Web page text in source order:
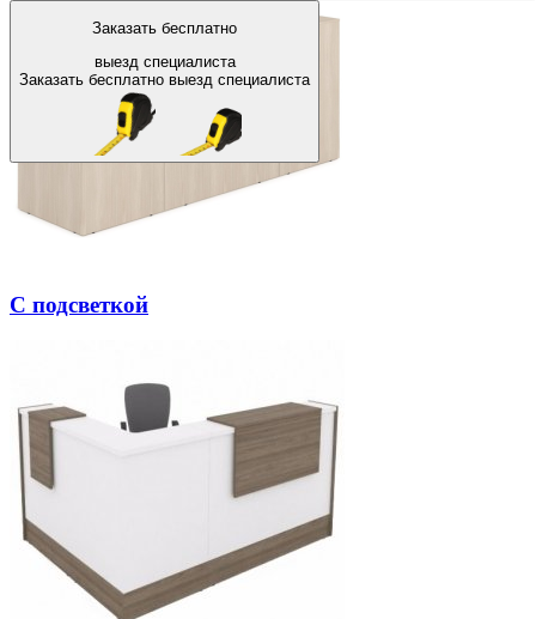
Заказать бесплатно
выезд специалиста
Заказать бесплатно выезд специалиста
С подсветкой